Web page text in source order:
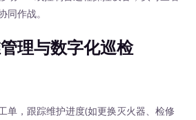
同作战。
理与数字化巡检
，跟踪维护进度(如更换灭火器、检修